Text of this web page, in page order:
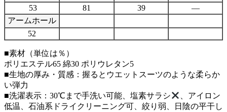
53
81 39
—
アームホール
52
■素材（単位は％）
ポリエステル65 綿30 ポリウレタン5
■生地の厚み・質感：握るとウエットスーツのような柔らか
い弾力
■洗濯表示：30℃まで手洗い可能、塩素サラシ
、アイロン
低温、石油系ドライクリーニング可、絞り弱、日陰の平干し